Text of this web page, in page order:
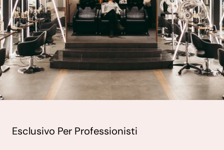
Esclusivo Per Professionisti